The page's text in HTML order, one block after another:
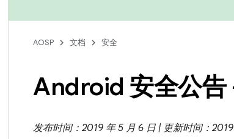
AOSP 文档 安全
Android 安全公告
发布时间：2019 年 5 月 6 日 | 更新时间：